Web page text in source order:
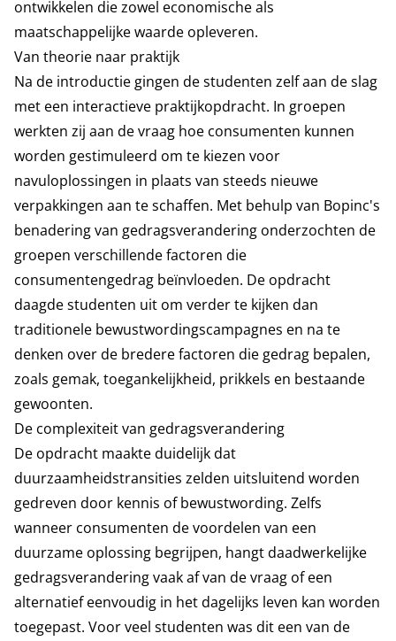
ontwikkelen die zowel economische als
maatschappelijke waarde opleveren.
Van theorie naar praktijk
Na de introductie gingen de studenten zelf aan de slag
met een interactieve praktijkopdracht. In groepen
werkten zij aan de vraag hoe consumenten kunnen
worden gestimuleerd om te kiezen voor
navuloplossingen in plaats van steeds nieuwe
verpakkingen aan te schaffen. Met behulp van Bopinc's
benadering van gedragsverandering onderzochten de
groepen verschillende factoren die
consumentengedrag beïnvloeden. De opdracht
daagde studenten uit om verder te kijken dan
traditionele bewustwordingscampagnes en na te
denken over de bredere factoren die gedrag bepalen,
zoals gemak, toegankelijkheid, prikkels en bestaande
gewoonten.
De complexiteit van gedragsverandering
De opdracht maakte duidelijk dat
duurzaamheidstransities zelden uitsluitend worden
gedreven door kennis of bewustwording. Zelfs
wanneer consumenten de voordelen van een
duurzame oplossing begrijpen, hangt daadwerkelijke
gedragsverandering vaak af van de vraag of een
alternatief eenvoudig in het dagelijks leven kan worden
toegepast. Voor veel studenten was dit een van de